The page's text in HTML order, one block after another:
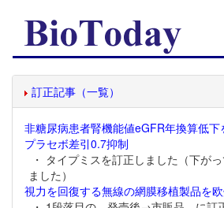
訂正記事（一覧）
非糖尿病患者腎機能値eGFR年換算低
プラセボ差引0.7抑制
・ タイプミスを訂正しました（下が
ました）
視力を回復する無線の網膜移植製品を